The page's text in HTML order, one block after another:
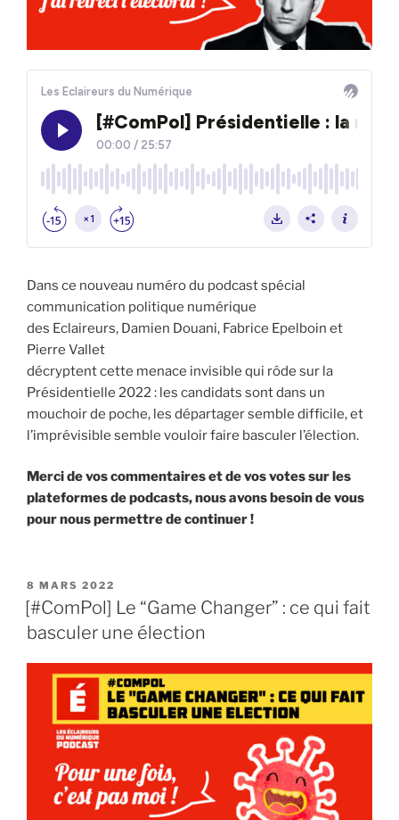
Dans ce nouveau numéro du podcast spécial
communication politique numérique
des Eclaireurs, Damien Douani, Fabrice Epelboin et
Pierre Vallet
décryptent cette menace invisible qui rôde sur la
Présidentielle 2022 : les candidats sont dans un
mouchoir de poche, les départager semble difficile, et
l’imprévisible semble vouloir faire basculer l’élection.
Merci de vos commentaires et de vos votes sur les
plateformes de podcasts, nous avons besoin de vous
pour nous permettre de continuer !
PUBLIÉ
LE
8 MARS 2022
[#ComPol] Le “Game Changer” : ce qui fait
basculer une élection